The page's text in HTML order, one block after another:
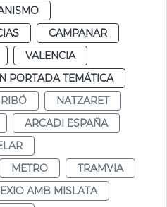
CAMPANAR
VALENCIA
PORTADA TEMÁTICA
NATZARET
ARCADI ESPAÑA
METRO
TRAMVIA
AMB MISLATA